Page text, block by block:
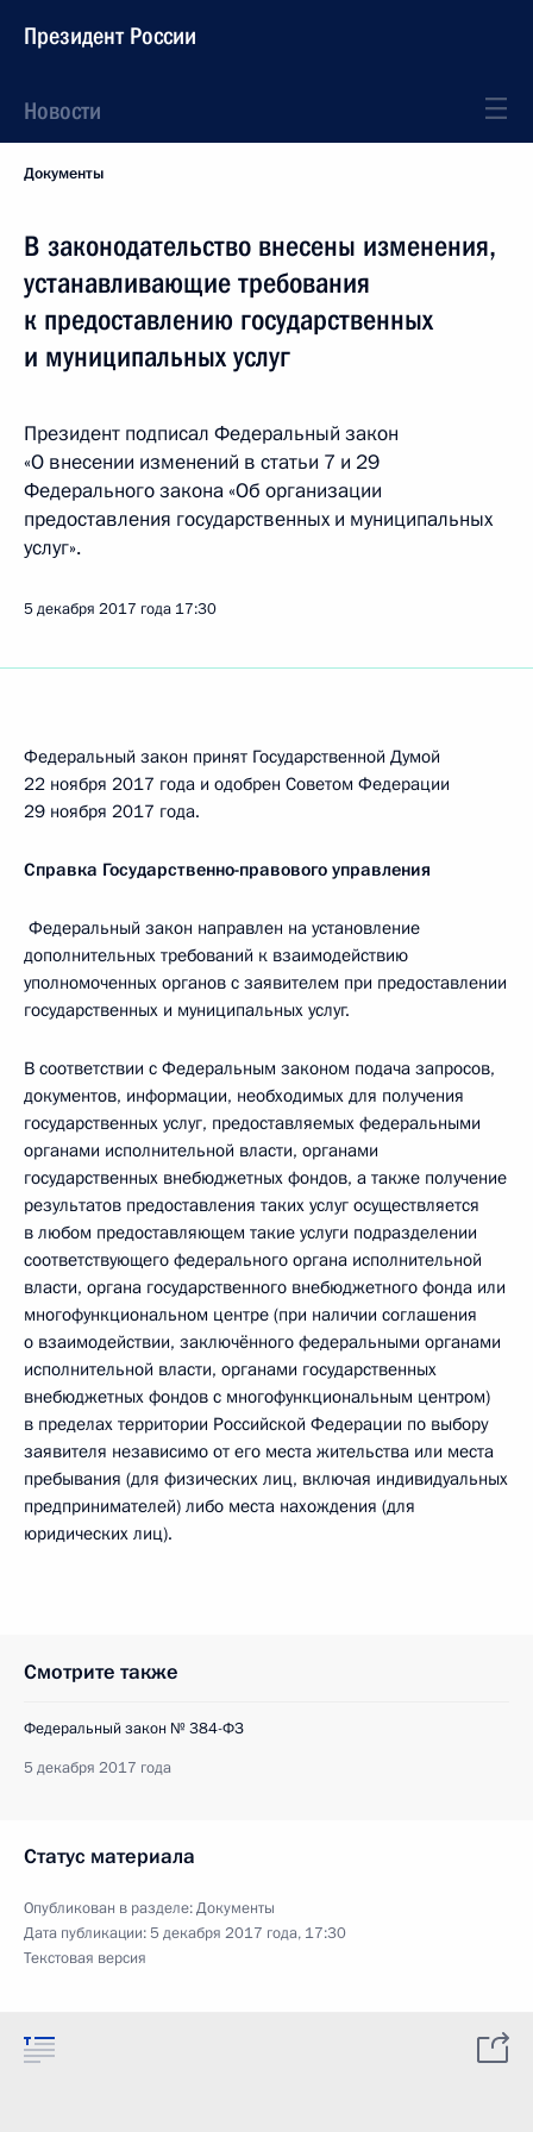
Президент России
Новости
Документы
В законодательство внесены изменения,
устанавливающие требования
к предоставлению государственных
и муниципальных услуг
Президент подписал Федеральный закон
«О внесении изменений в статьи 7 и 29
Федерального закона «Об организации
предоставления государственных и муниципальных
услуг».
5 декабря 2017 года 17:30
Федеральный закон принят Государственной Думой
22 ноября 2017 года и одобрен Советом Федерации
29 ноября 2017 года.
Справка Государственно-правового управления
Федеральный закон направлен на установление
дополнительных требований к взаимодействию
уполномоченных органов с заявителем при предоставлении
государственных и муниципальных услуг.
В соответствии с Федеральным законом подача запросов,
документов, информации, необходимых для получения
государственных услуг, предоставляемых федеральными
органами исполнительной власти, органами
государственных внебюджетных фондов, а также получение
результатов предоставления таких услуг осуществляется
в любом предоставляющем такие услуги подразделении
соответствующего федерального органа исполнительной
власти, органа государственного внебюджетного фонда или
многофункциональном центре (при наличии соглашения
о взаимодействии, заключённого федеральными органами
исполнительной власти, органами государственных
внебюджетных фондов с многофункциональным центром)
в пределах территории Российской Федерации по выбору
заявителя независимо от его места жительства или места
пребывания (для физических лиц, включая индивидуальных
предпринимателей) либо места нахождения (для
юридических лиц).
Смотрите также
Федеральный закон № 384-ФЗ
5 декабря 2017 года
Статус материала
Опубликован в разделе:Документы
Дата публикации:5 декабря 2017 года, 17:30
Текстовая версия